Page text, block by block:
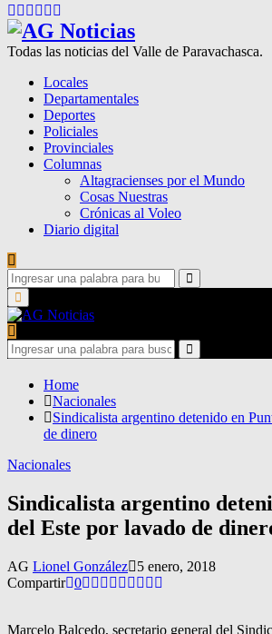
Facebook
Twitter
Instagram
Pinterest
Google
Todas las noticias del Valle de Paravachasca.
Locales
Departamentales
Deportes
Policiales
Provinciales
Columnas
Altagracienses por el Mundo
Cosas Nuestras
Crónicas al Voleo
Diario digital
Search
for:
Search
Primary
Menu
Search
for:
Search
Home
Nacionales
Sindicalista argentino detenido en
de dinero
Nacionales
Sindicalista argentino
del Este por lavado de
AG Lionel González
5 enero, 2018
Compartir 0
Marcelo Balcedo, secretario general del